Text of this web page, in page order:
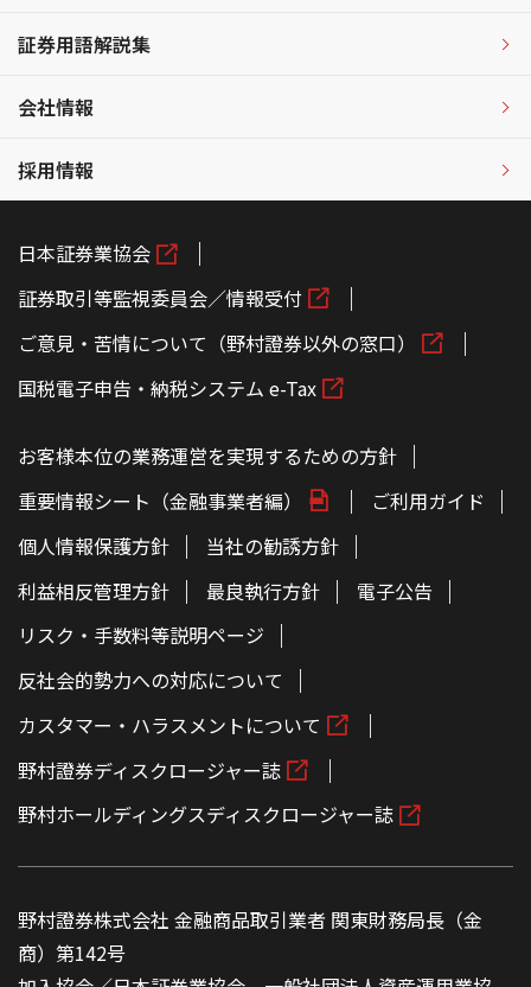
証券用語解説集
会社情報
採用情報
日本証券業協会
証券取引等監視委員会／情報受付
ご意見・苦情について（野村證券以外の窓口）
国税電子申告・納税システム e-Tax
お客様本位の業務運営を実現するための方針
重要情報シート（金融事業者編）
ご利用ガイド
個人情報保護方針
当社の勧誘方針
利益相反管理方針
最良執行方針
電子公告
リスク・手数料等説明ページ
反社会的勢力への対応について
カスタマー・ハラスメントについて
野村證券ディスクロージャー誌
野村ホールディングスディスクロージャー誌
野村證券株式会社 金融商品取引業者 関東財務局長（金
商）第142号